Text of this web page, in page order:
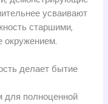
усваивают
старшими,
окружением.
делает бытие
для полноценной